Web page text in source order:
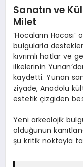
Sanatın ve
Milet
‘Hocaların
bulgularla
kıvrımlı hatlar ve
ilkelerinin
kaydetti. Yunan
ziyade, Anadolu
estetik çizgiden
Yeni arkeolojik
olduğunun
şu kritik noktayla